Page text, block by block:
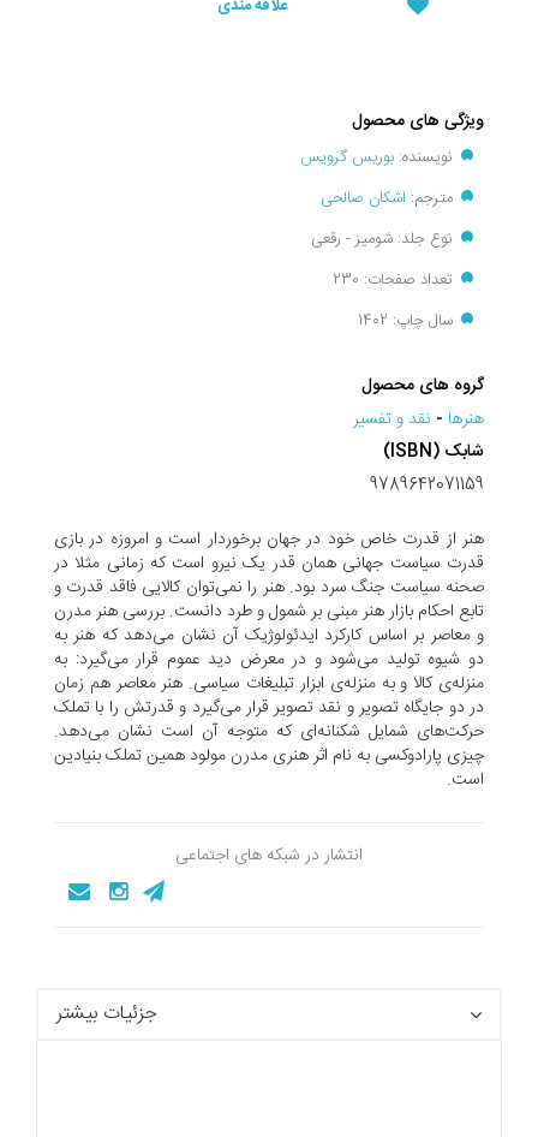
علاقه مندی
ویژگی های محصول
نویسنده: بوریس گرویس
مترجم: اشکان صالحی
نوع جلد: شومیز - رقعی
تعداد صفحات: 230
سال چاپ: 1402
گروه های محصول
هنرها - نقد و تفسير
شابک (ISBN)
9789642071159
هنر از قدرت خاص خود در جهان برخوردار است و امروزه در بازی
قدرت سیاست جهانی همان قدر یک نیرو است که زمانی مثلا در
صحنه سیاست جنگ سرد بود. هنر را نمی‌توان کالایی فاقد قدرت و
تابع احکام بازار هنر مبنی بر شمول و طرد دانست. بررسی هنر مدرن
و معاصر بر اساس کارکرد ایدئولوژیک آن نشان می‌دهد که هنر به
دو شیوه تولید می‌شود و در معرض دید عموم قرار می‌گیرد: به
منزله‌ی کالا و به منزله‌ی ابزار تبلیغات سیاسی. هنر معاصر هم زمان
در دو جایگاه تصویر و نقد تصویر قرار می‌گیرد و قدرتش را با تملک
حرکت‌های شمایل شکنانه‌ای که متوجه آن است نشان می‌دهد.
چیزی پارادوکسی به نام اثر هنری مدرن مولود همین تملک بنیادین
است.
انتشار در شبکه های اجتماعی
جزئیات بیشتر